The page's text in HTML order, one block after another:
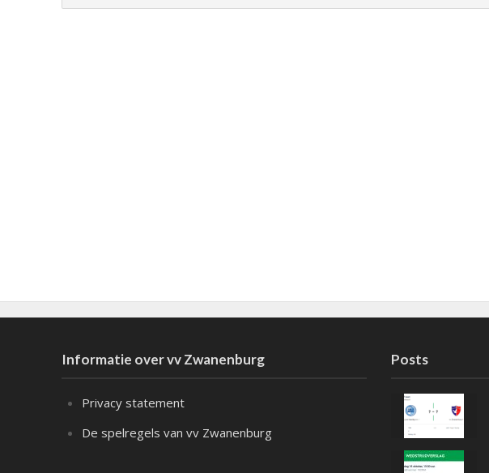
Informatie over vv Zwanenburg
Privacy statement
De spelregels van vv Zwanenburg
Posts